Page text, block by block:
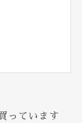
っています